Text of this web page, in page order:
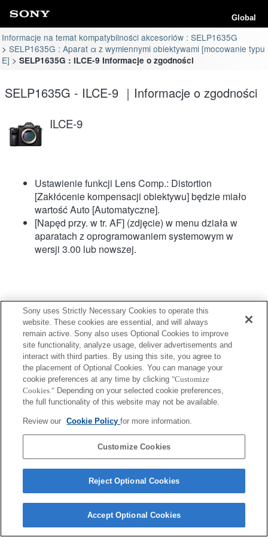
Global
Informacje na temat kompatybilności akcesoriów : SELP1635G
SELP1635G : Aparat α z wymiennymi obiektywami [mocowanie typu
E]
SELP1635G : ILCE-9 Informacje o zgodności
SELP1635G - ILCE-9 ｜Informacje o zgodności
ILCE-9
Ustawienie funkcji Lens Comp.: Distortion
[Zakłócenie kompensacji obiektywu] będzie miało
wartość Auto [Automatyczne].
[Napęd przy. w tr. AF] (zdjęcie) w menu działa w
aparatach z oprogramowaniem systemowym w
wersji 3.00 lub nowszej.
Terms of Use Contact Us
Copyright 2026 Sony Corporation
Sony uses Strictly Necessary Cookies to operate this
website. These cookies are essential, and will always
remain active. Sony also uses Optional Cookies to improve
site functionality, analyze usage, deliver advertisements and
interact with third parties. By using this site, you agree to
the placement of Optional Cookies. You can manage your
cookie preferences at any time by clicking "Customize
Cookies." Depending on your selected cookie preferences,
the full functionality of this website may not be available.
Review our Cookie Policyfor more information.
Customize Cookies
Reject Optional Cookies
Accept Optional Cookies